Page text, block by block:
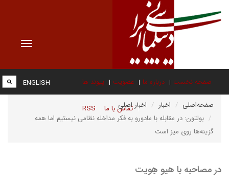
Toggle
صفحه نخست درباره ما عضویت پیوند ها
تماس با ما RSS
ENGLISH
صفحه‌اصلی اخبار
اخبار اصلی
بولتون: در مقابله با مادورو به فکر مداخله نظامی نیستیم اما همه
گزینه‌ها روی میز است
در مصاحبه با هیو هِویت